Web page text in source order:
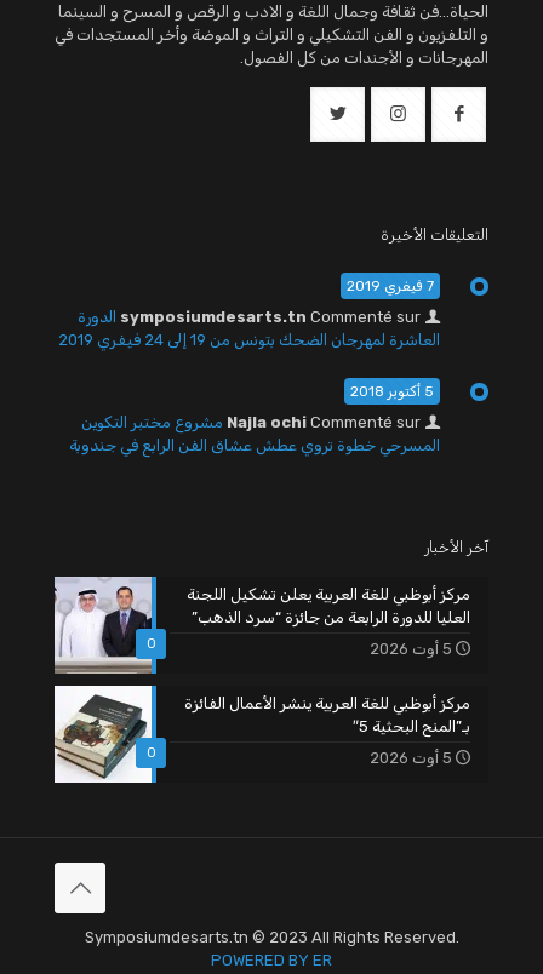
الحياة...فن ثقافة وجمال اللغة و الادب و الرقص و المسرح و السينما
و التلفزيون و الفن التشكيلي و التراث و الموضة وأخر المستجدات في
المهرجانات و الأجندات من كل الفصول.
التعليقات الأخيرة
7 فيفري 2019
symposiumdesarts.tn Commenté sur
الدورة
العاشرة لمهرجان الضحك بتونس من 19 إلى 24 فيفري 2019
5 أكتوبر 2018
Najla ochi Commenté sur
مشروع مختبر التكوين
المسرحي خطوة تروي عطش عشاق الفن الرابع في جندوبة
آخر الأخبار
0
مركز أبوظبي للغة العربية يعلن تشكيل اللجنة
العليا للدورة الرابعة من جائزة “سرد الذهب”
5 أوت 2026
0
مركز أبوظبي للغة العربية ينشر الأعمال الفائزة
بـ”المنح البحثية 5″
5 أوت 2026
Symposiumdesarts.tn © 2023 All Rights Reserved.
POWERED BY ER